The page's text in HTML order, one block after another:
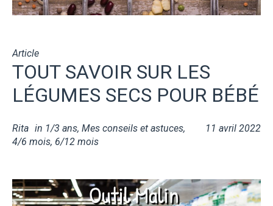
Article
TOUT SAVOIR SUR LES
LÉGUMES SECS POUR BÉBÉ
11 avril 2022
Rita in 1/3 ans, Mes conseils et astuces,
4/6 mois, 6/12 mois